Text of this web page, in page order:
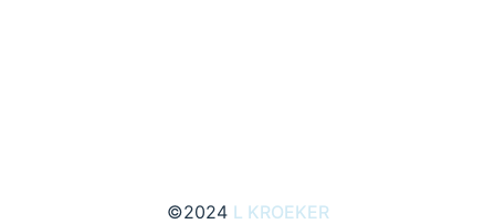
©2024 L KROEKER